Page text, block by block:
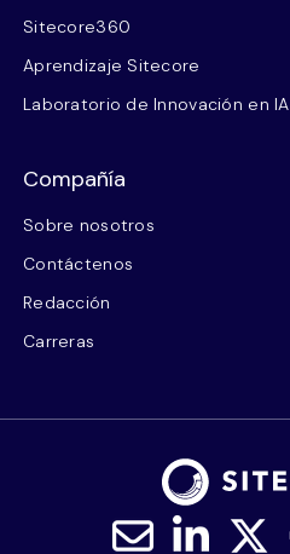
Sitecore360
Aprendizaje Sitecore
Laboratorio de Innovación en IA
Compañía
Sobre nosotros
Contáctenos
Redacción
Carreras